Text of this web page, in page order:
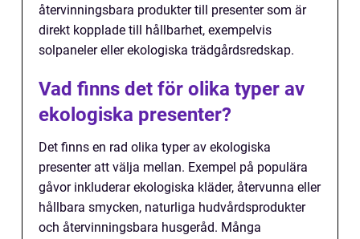
återvinningsbara produkter till presenter som är
direkt kopplade till hållbarhet, exempelvis
solpaneler eller ekologiska trädgårdsredskap.
Vad finns det för olika typer av
ekologiska presenter?
Det finns en rad olika typer av ekologiska
presenter att välja mellan. Exempel på populära
gåvor inkluderar ekologiska kläder, återvunna eller
hållbara smycken, naturliga hudvårdsprodukter
och återvinningsbara husgeråd. Många